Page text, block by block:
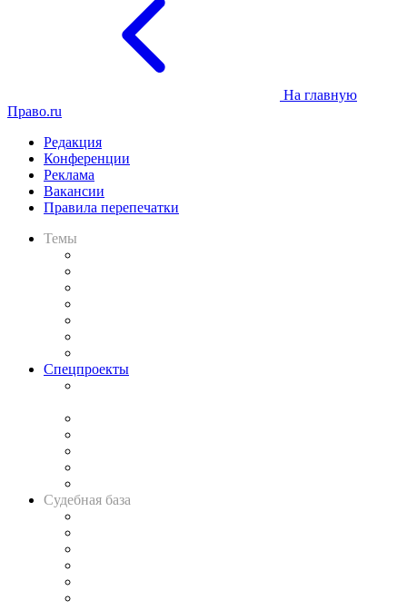
На главную
Право.ru
Редакция
Конференции
Реклама
Вакансии
Правила перепечатки
Темы
Спецпроекты
Судебная база